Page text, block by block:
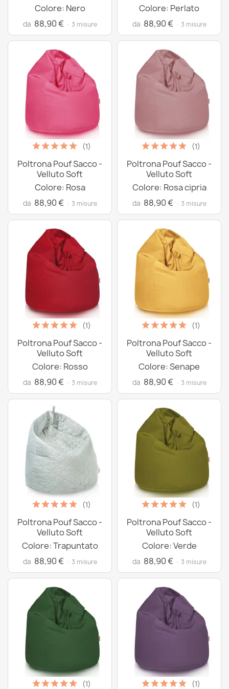
Colore: Nero
da 88,90 € · 3 misure
Colore: Perlato
da 88,90 € · 3 misure
(1)
Poltrona Pouf Sacco -
Velluto Soft
Colore: Rosa
da 88,90 € · 3 misure
(1)
Poltrona Pouf Sacco -
Velluto Soft
Colore: Rosa cipria
da 88,90 € · 3 misure
(1)
Poltrona Pouf Sacco -
Velluto Soft
Colore: Rosso
da 88,90 € · 3 misure
(1)
Poltrona Pouf Sacco -
Velluto Soft
Colore: Senape
da 88,90 € · 3 misure
(1)
Poltrona Pouf Sacco -
Velluto Soft
Colore: Trapuntato
da 88,90 € · 3 misure
(1)
Poltrona Pouf Sacco -
Velluto Soft
Colore: Verde
da 88,90 € · 3 misure
(1) (1)